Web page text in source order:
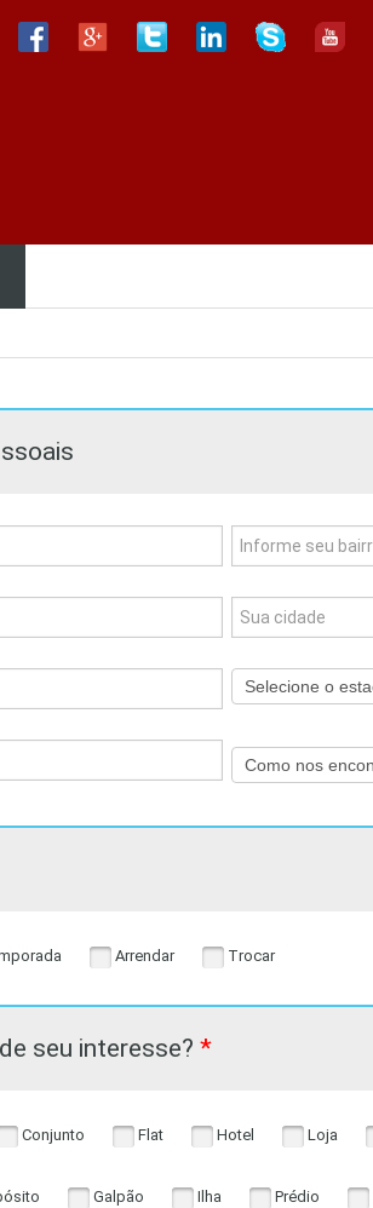
Arrendar Trocar
seu interesse? *
Conjunto Flat Hotel Loja
Galpão Ilha Prédio